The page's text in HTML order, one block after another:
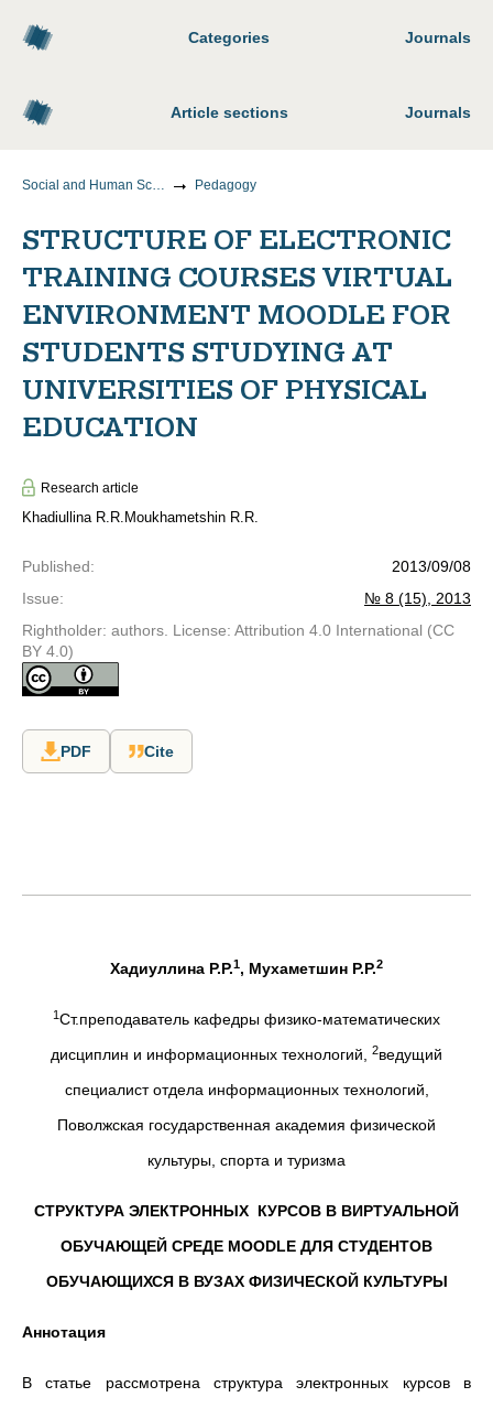
Categories Journals
Article sections Journals
Social and Human Sciences Pedagogy
STRUCTURE OF ELECTRONIC
TRAINING COURSES VIRTUAL
ENVIRONMENT MOODLE FOR
STUDENTS STUDYING AT
UNIVERSITIES OF PHYSICAL
EDUCATION
Research article
Khadiullina R.R. Moukhametshin R.R.
Published:
2013/09/08
Issue:
№ 8 (15), 2013
Rightholder: authors. License: Attribution 4.0 International (CC
BY 4.0)
PDF Cite
Хадиуллина Р.Р.1, Мухаметшин Р.Р.2
1Ст.преподаватель кафедры физико-математических
дисциплин и информационных технологий,
2ведущий
специалист отдела информационных технологий,
Поволжская государственная академия физической
культуры, спорта и туризма
СТРУКТУРА ЭЛЕКТРОННЫХ КУРСОВ В ВИРТУАЛЬНОЙ
ОБУЧАЮЩЕЙ СРЕДЕ MOODLE ДЛЯ СТУДЕНТОВ
ОБУЧАЮЩИХСЯ В ВУЗАХ ФИЗИЧЕСКОЙ КУЛЬТУРЫ
Аннотация
В статье рассмотрена структура электронных курсов в